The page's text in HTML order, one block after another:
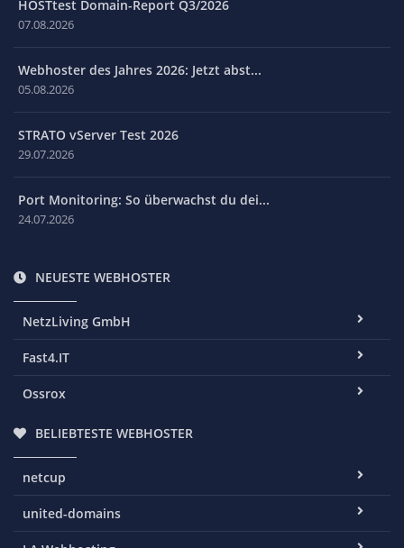
HOSTtest Domain-Report Q3/2026
07.08.2026
Webhoster des Jahres 2026: Jetzt abst...
05.08.2026
STRATO vServer Test 2026
29.07.2026
Port Monitoring: So überwachst du dei...
24.07.2026
NEUESTE WEBHOSTER
NetzLiving GmbH
Fast4.IT
Ossrox
BELIEBTESTE WEBHOSTER
netcup
united-domains